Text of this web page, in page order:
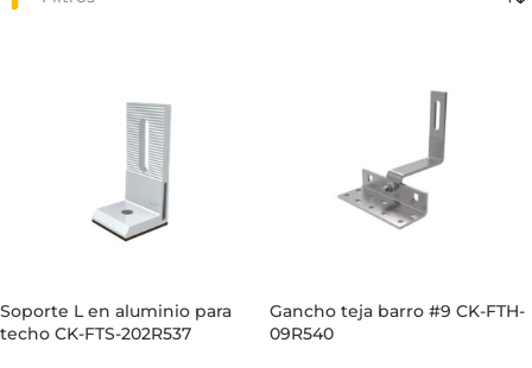
Soporte L en aluminio para
techo CK-FTS-202R537
Gancho teja barro #9 CK-FTH-
09R540